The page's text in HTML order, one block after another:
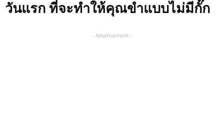
วันแรก ที่จะทำให้คุณขำแบบไม่มีกั๊ก
- Advertisement -